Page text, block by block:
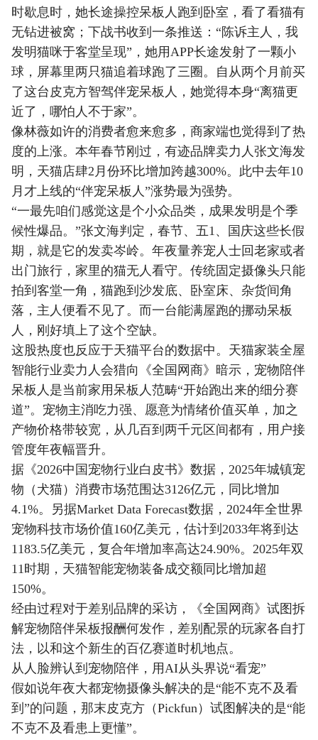
时歇息时，她长途操控呆板人跑到卧室，看了看猫有
无钻进被窝；下战书收到一条推送：“陈诉主人，我
发明猫咪于客堂呈现”，她用APP长途发射了一颗小
球，屏幕里两只猫追着球跑了三圈。自从两个月前买
了这台皮克方智驾伴宠呆板人，她觉得本身“离猫更
近了，哪怕人不于家”。
像林薇如许的消费者愈来愈多，商家端也觉得到了热
度的上涨。本年春节刚过，有迹品牌卖力人张文海发
明，天猫店肆2月份环比增加跨越300%。此中去年10
月才上线的“伴宠呆板人”涨势最为强势。
“一最先咱们感觉这是个小众品类，成果发明是个季
候性爆品。”张文海判定，春节、五1、国庆这些长假
期，就是它的发卖岑岭。年夜量养宠人士回老家或者
出门旅行，家里的猫无人看守。传统固定摄像头只能
拍到客堂一角，猫跑到沙发底、卧室床、杂货间角
落，主人便看不见了。而一台能满屋跑的挪动呆板
人，刚好填上了这个空缺。
这股热度也反应于天猫平台的数据中。天猫家装全屋
智能行业卖力人会猎向《全国网商》暗示，宠物陪伴
呆板人是当前家用呆板人范畴“开始跑出来的细分赛
道”。宠物主消吃力强、愿意为情绪价值买单，加之
产物价格带较宽，从几百到两千元区间都有，用户接
管度年夜幅晋升。
据《2026中国宠物行业白皮书》数据，2025年城镇宠
物（犬猫）消费市场范围达3126亿元，同比增加
4.1%。另据Market Data Forecast数据，2024年全世界
宠物科技市场价值160亿美元，估计到2033年将到达
1183.5亿美元，复合年增加率高达24.90%。2025年双
11时期，天猫智能宠物装备成交额同比增加超
150%。
经由过程对于差别品牌的采访，《全国网商》试图拆
解宠物陪伴呆板报酬何发作，差别配景的玩家各自打
法，以和这个新生的百亿赛道时机地点。
从人脸辨认到宠物陪伴，用AI从头界说“看宠”
假如说年夜大都宠物摄像头解决的是“能不克不及看
到”的问题，那末皮克方（Pickfun）试图解决的是“能
不克不及看患上更懂”。